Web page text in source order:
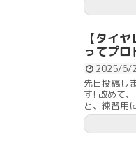
【タイ
ってプ
2025/6/
先日投稿し
す! 改めて
と、練習用